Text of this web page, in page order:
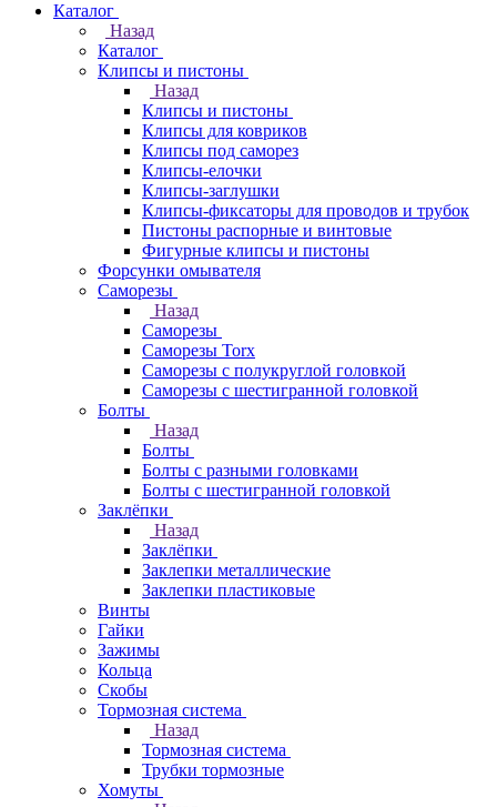
Каталог
Назад
Каталог
Клипсы и пистоны
Назад
Клипсы и пистоны
Клипсы для ковриков
Клипсы под саморез
Клипсы-елочки
Клипсы-заглушки
Клипсы-фиксаторы для проводов и трубок
Пистоны распорные и винтовые
Фигурные клипсы и пистоны
Форсунки омывателя
Саморезы
Назад
Саморезы
Саморезы Torx
Саморезы с полукруглой головкой
Саморезы с шестигранной головкой
Болты
Назад
Болты
Болты с разными головками
Болты с шестигранной головкой
Заклёпки
Назад
Заклёпки
Заклепки металлические
Заклепки пластиковые
Винты
Гайки
Зажимы
Кольца
Скобы
Тормозная система
Назад
Тормозная система
Трубки тормозные
Хомуты